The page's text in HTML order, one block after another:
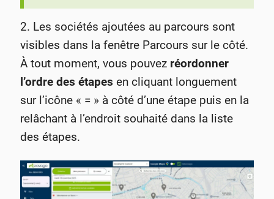
2. Les sociétés ajoutées au parcours sont
visibles dans la fenêtre Parcours sur le côté.
À tout moment, vous pouvez réordonner
l’ordre des étapesen cliquant longuement
sur l’icône « = » à côté d’une étape puis en la
relâchant à l’endroit souhaité dans la liste
des étapes.